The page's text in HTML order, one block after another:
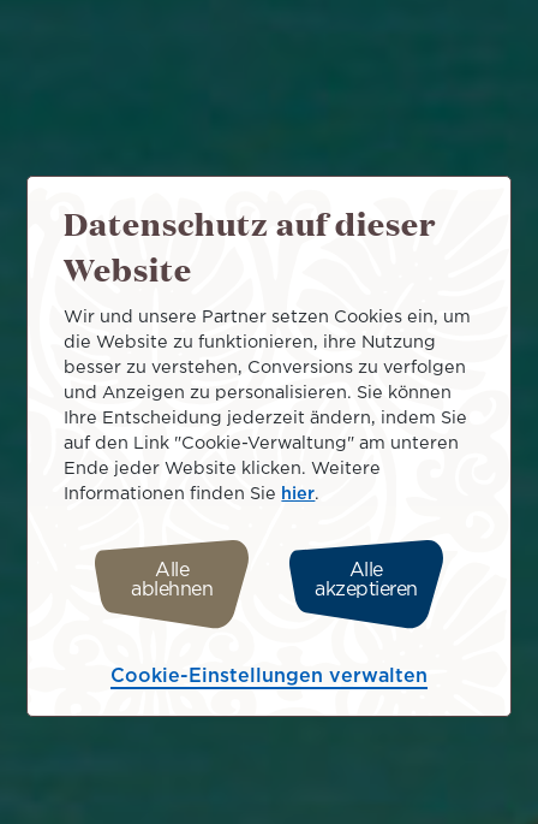
Datenschutz auf dieser
Website
Wir und unsere Partner setzen Cookies ein, um
die Website zu funktionieren, ihre Nutzung
besser zu verstehen, Conversions zu verfolgen
und Anzeigen zu personalisieren. Sie können
Ihre Entscheidung jederzeit ändern, indem Sie
auf den Link "Cookie-Verwaltung" am unteren
Ende jeder Website klicken. Weitere
Informationen finden Sie hier.
Alle
ablehnen
Alle
akzeptieren
Cookie-Einstellungen verwalten